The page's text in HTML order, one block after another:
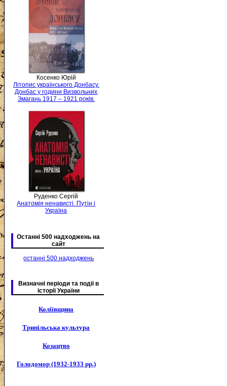
Косенко Юрій
Літопис українського Донбасу.
Донбас у години Визвольних
Змагань 1917 – 1921 років.
Руденко Сергій
Анатомія ненависті. Путін і
Україна
Останні 500 надходжень на
сайт
останні 500 надходжень
Визначні періоди та подіі в
історії України
Коліївщина
Трипільська культура
Козацтво
Голодомор (1932-1933 рр.)